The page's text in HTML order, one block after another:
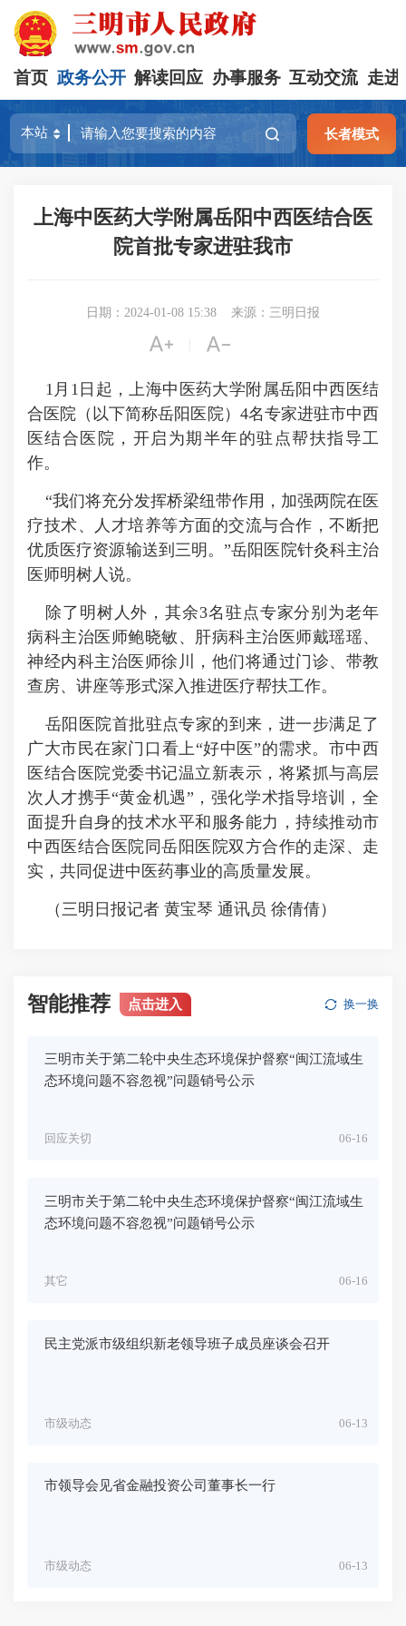
首页 政务公开 解读回应 办事服务 互动交流 走进
长者模式
上海中医药大学附属岳阳中西医结合医
院首批专家进驻我市
日期：2024-01-08 15:38 来源：三明日报
 
1月1日起，上海中医药大学附属岳阳中西医结
合医院（以下简称岳阳医院）4名专家进驻市中西
医结合医院，开启为期半年的驻点帮扶指导工
作。
“我们将充分发挥桥梁纽带作用，加强两院在医
疗技术、人才培养等方面的交流与合作，不断把
优质医疗资源输送到三明。”岳阳医院针灸科主治
医师明树人说。
除了明树人外，其余3名驻点专家分别为老年
病科主治医师鲍晓敏、肝病科主治医师戴瑶瑶、
神经内科主治医师徐川，他们将通过门诊、带教
查房、讲座等形式深入推进医疗帮扶工作。
岳阳医院首批驻点专家的到来，进一步满足了
广大市民在家门口看上“好中医”的需求。市中西
医结合医院党委书记温立新表示，将紧抓与高层
次人才携手“黄金机遇”，强化学术指导培训，全
面提升自身的技术水平和服务能力，持续推动市
中西医结合医院同岳阳医院双方合作的走深、走
实，共同促进中医药事业的高质量发展。
（三明日报记者 黄宝琴 通讯员 徐倩倩）
智能推荐 点击进入 换一换
三明市关于第二轮中央生态环境保护督察“闽江流域生
态环境问题不容忽视”问题销号公示
06-16
回应关切
三明市关于第二轮中央生态环境保护督察“闽江流域生
态环境问题不容忽视”问题销号公示
06-16
其它
民主党派市级组织新老领导班子成员座谈会召开
06-13
市级动态
市领导会见省金融投资公司董事长一行
06-13
市级动态